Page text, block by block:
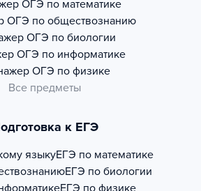
ОГЭ по математике
ОГЭ по обществознанию
ОГЭ по биологии
ОГЭ по информатике
ОГЭ по физике
Все предметы
к ЕГЭ
языкуЕГЭ по математике
ЕГЭ по биологии